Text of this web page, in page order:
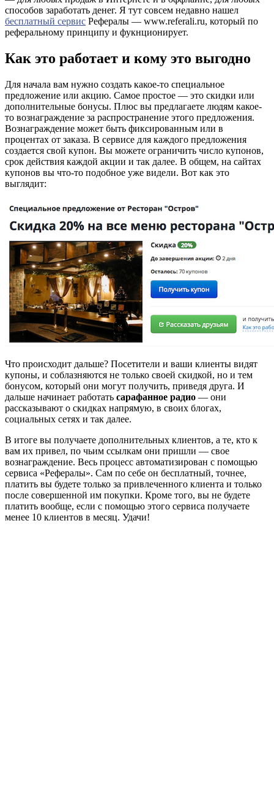
способов заработать денег. Я тут совсем недавно нашел
бесплатный сервис Рефералы — www.referali.ru, который по
реферальному принципу и фукнционирует.
Как это работает и кому это выгодно
Для начала вам нужно создать какое-то специальное
предложение или акцию. Самое простое — это скидки или
дополнительные бонусы. Плюс вы предлагаете людям какое-
то вознаграждение за распространение этого предложения.
Вознаграждение может быть фиксированным или в
процентах от заказа. В сервисе для каждого предложения
создается свой купон. Вы можете ограничить число купонов,
срок действия каждой акции и так далее. В общем, на сайтах
купонов вы что-то подобное уже видели. Вот как это
выглядит:
Что происходит дальше? Посетители и ваши клиенты видят
купоны, и соблазняются не только своей скидкой, но и тем
бонусом, который они могут получить, приведя друга. И
дальше начинает работать сарафанное радио — они
рассказывают о скидках напрямую, в своих блогах,
социальных сетях и так далее.
В итоге вы получаете дополнительных клиентов, а те, кто к
вам их привел, по чьим ссылкам они пришли — свое
вознаграждение. Весь процесс автоматизирован с помощью
сервиса «Рефералы». Сам по себе он бесплатный, точнее,
платить вы будете только за привлеченного клиента и только
после совершенной им покупки. Кроме того, вы не будете
платить вообще, если с помощью этого сервиса получаете
менее 10 клиентов в месяц. Удачи!